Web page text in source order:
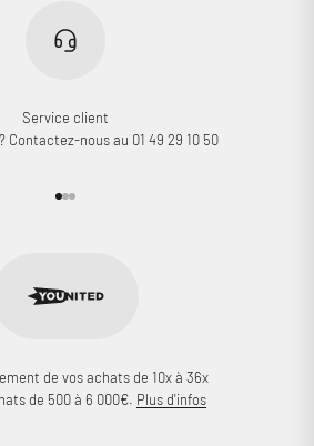
Service client
Contactez-nous au 01 49 29 10 50
Aller à l'élément 1
Aller à l'élément 2
Aller à l'élément 3
de vos achats de 10x à 36x
de 500 à 6 000€. Plus d'infos
compte pour ajouter des produits à
et afficher vos articles précédemment
Se connecter